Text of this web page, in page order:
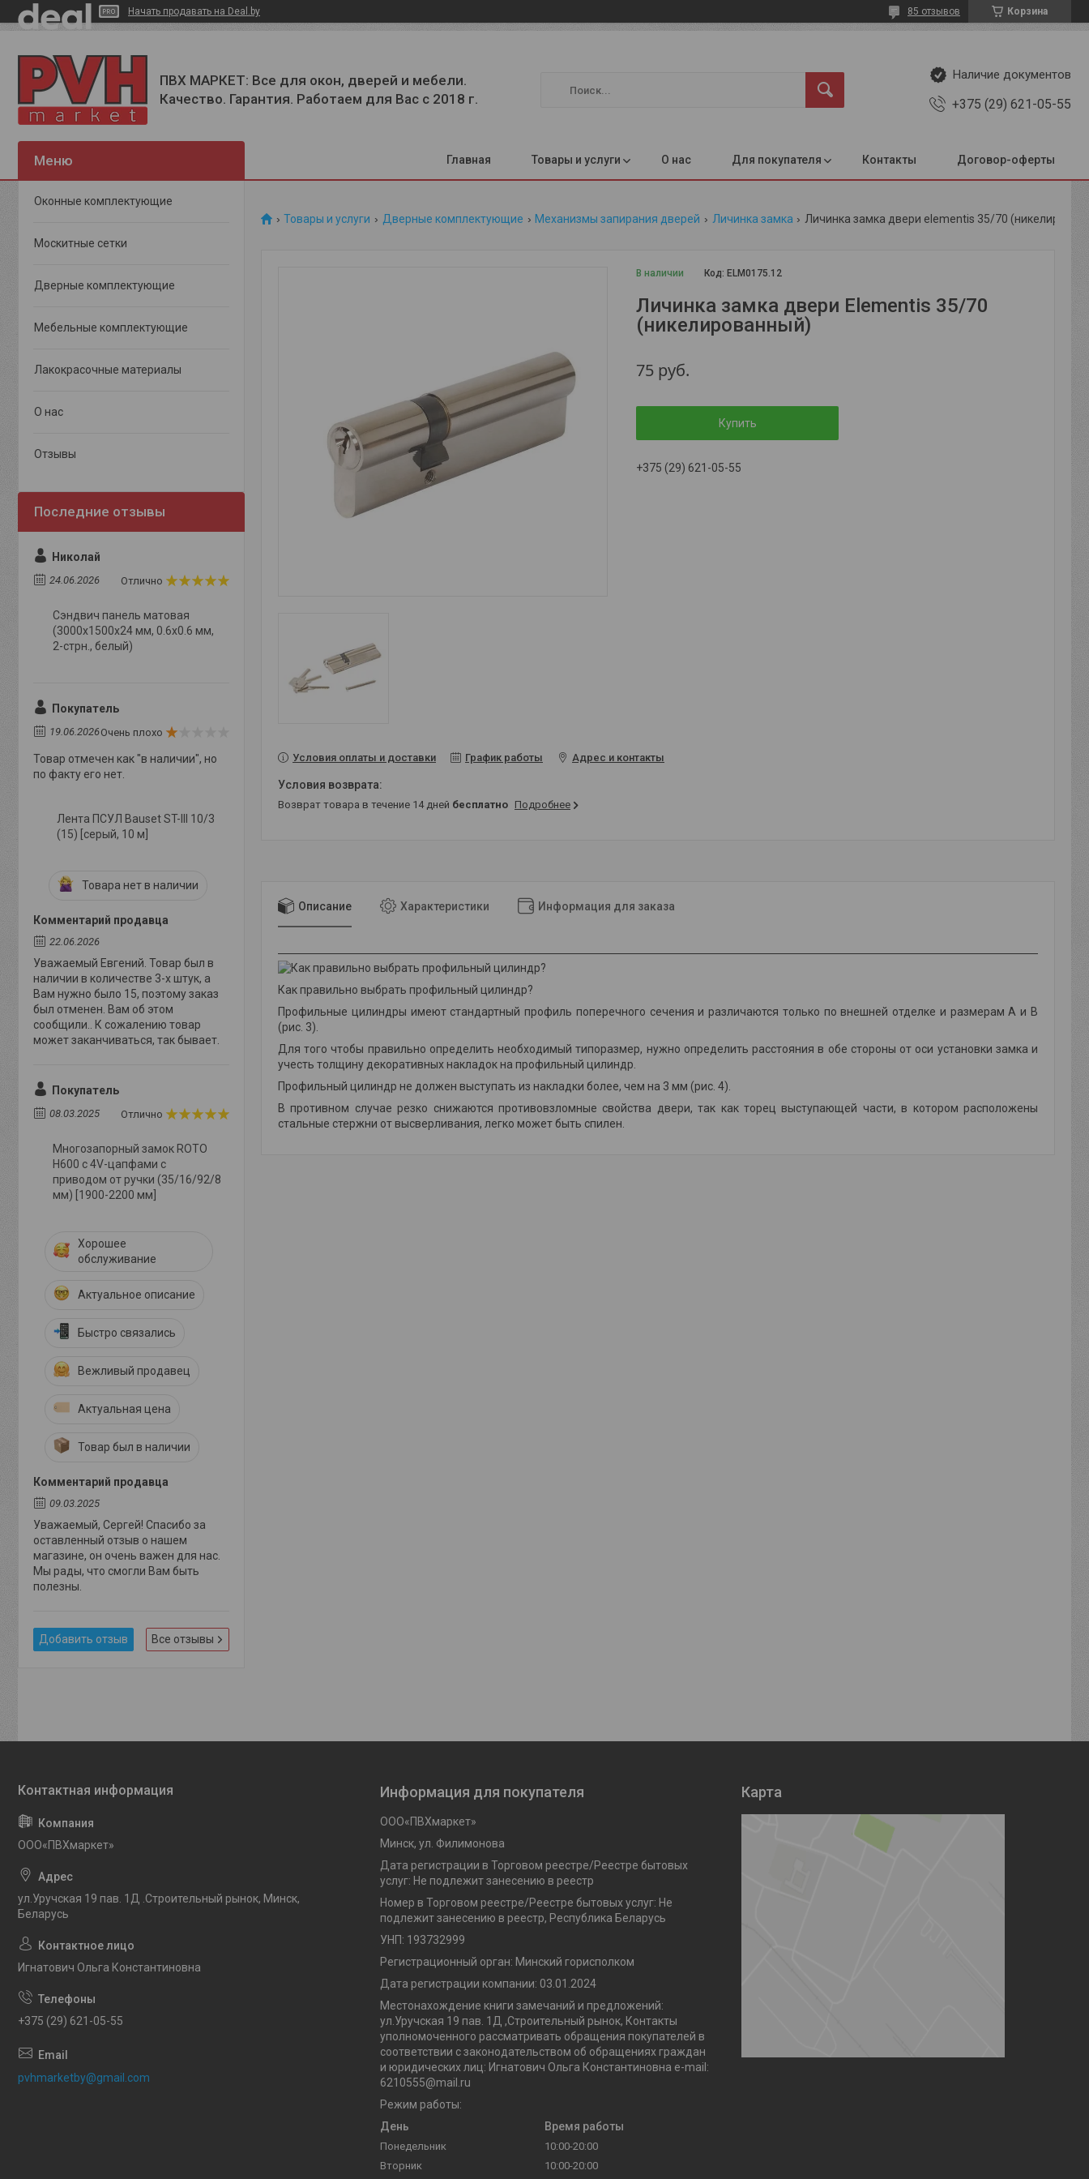
Начать продавать на Deal.by Корзина
85 отзывов
ПВХ МАРКЕТ: Все для окон, дверей и мебели.
Качество. Гарантия. Работаем для Вас с 2018 г.
Наличие документов
+375 (29) 621-05-55
Главная Товары и услуги О нас Для покупателя Контакты Договор-оферты
Товары и услуги Дверные комплектующие Механизмы запирания дверей Личинка замка
В наличии Код: ELM0175.12
Личинка замка двери Elementis 35/70
(никелированный)
75 руб.
Купить
+375 (29) 621-05-55
Условия оплаты и доставки График работы Адрес и контакты
возврат товара в течение 14 дней бесплатно Подробнее
Описание Характеристики Информация для заказа
Как правильно выбрать профильный цилиндр?
Профильные цилиндры имеют стандартный профиль поперечного сечения и различаются только по внешней отделке и размерам А и В
(рис. 3)
Для того чтобы правильно определить необходимый типоразмер, нужно определить расстояния в обе стороны от оси установки замка и
учесть толщину декоративных накладок на профильный цилиндр.
Профильный цилиндр не должен выступать из накладки более, чем на 3 мм (рис. 4)
В противном случае резко снижаются противовзломные свойства двери, так как торец выступающей части, в котором расположены
стальные стержни от высверливания, легко может быть спилен.
Оконные комплектующие
Москитные сетки
Дверные комплектующие
Мебельные комплектующие
Лакокрасочные материалы
О нас
Отзывы
Николай
24.06.2026 Отлично
Сэндвич панель матовая
(3000x1500x24 мм, 0.6х0.6 мм,
2-стрн., белый)
Покупатель
19.06.2026Очень плохо
Товар отмечен как "в наличии", но
по факту его нет.
Лента ПСУЛ Bauset ST-III 10/3
(15) [серый, 10 м]
Товара нет в наличии
Комментарий продавца
22.06.2026
Уважаемый Евгений. Товар был в
наличии в количестве 3-х штук, а
Вам нужно было 15, поэтому заказ
был отменен. Вам об этом
сообщили.. К сожалению товар
может заканчиваться, так бывает.
Покупатель
08.03.2025 Отлично
Многозапорный замок ROTO
Н600 с 4V-цапфами с
приводом от ручки (35/16/92/8
мм) [1900-2200 мм]
Хорошее
обслуживание
Актуальное описание
Быстро связались
Вежливый продавец
Актуальная цена
Товар был в наличии
Комментарий продавца
09.03.2025
Уважаемый, Сергей! Спасибо за
оставленный отзыв о нашем
магазине, он очень важен для нас.
Мы рады, что смогли Вам быть
полезны.
Добавить отзыв Все отзывы
OOO«ПВХмаркет»
ул.Уручская 19 пав. 1Д .Строительный рынок, Минск,
Беларусь
Игнатович Ольга Константиновна
+375 (29) 621-05-55
pvhmarketby@gmail.com
Информация для покупателя
OOO«ПВХмаркет»
Минск, ул. Филимонова
Дата регистрации в Торговом реестре/Реестре бытовых
услуг: Не подлежит занесению в реестр
Номер в Торговом реестре/Реестре бытовых услуг: Не
подлежит занесению в реестр, Республика Беларусь
УНП: 193732999
Регистрационный орган: Минский горисполком
Дата регистрации компании: 03.01.2024
Местонахождение книги замечаний и предложений:
ул.Уручская 19 пав. 1Д ,Строительный рынок, Контакты
уполномоченного рассматривать обращения покупателей в
соответствии с законодательством об обращениях граждан
и юридических лиц: Игнатович Ольга Константиновна e-mail:
6210555@mail.ru
Режим работы:
День
Время работы
Понедельник
10:00-20:00
Вторник
10:00-20:00
Карта